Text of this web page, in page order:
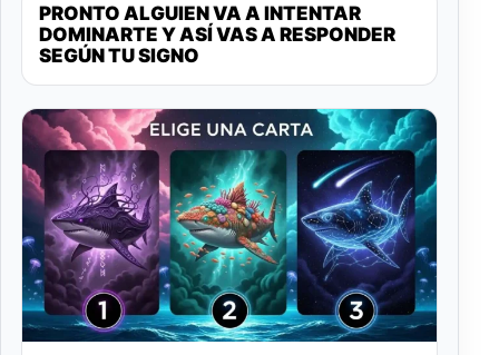
PRONTO ALGUIEN VA A INTENTAR
DOMINARTE Y ASÍ VAS A RESPONDER
SEGÚN TU SIGNO